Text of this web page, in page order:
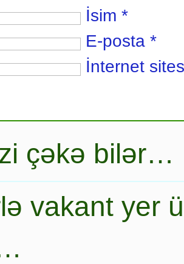
İsim *
E-posta *
İnternet
çəkə bilər…
vakant yer